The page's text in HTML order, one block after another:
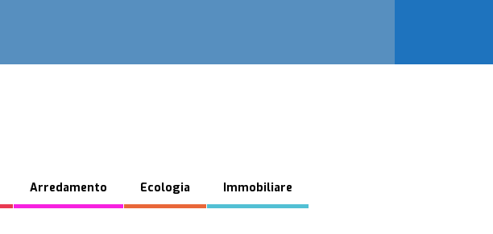
Arredamento Ecologia Immobiliare